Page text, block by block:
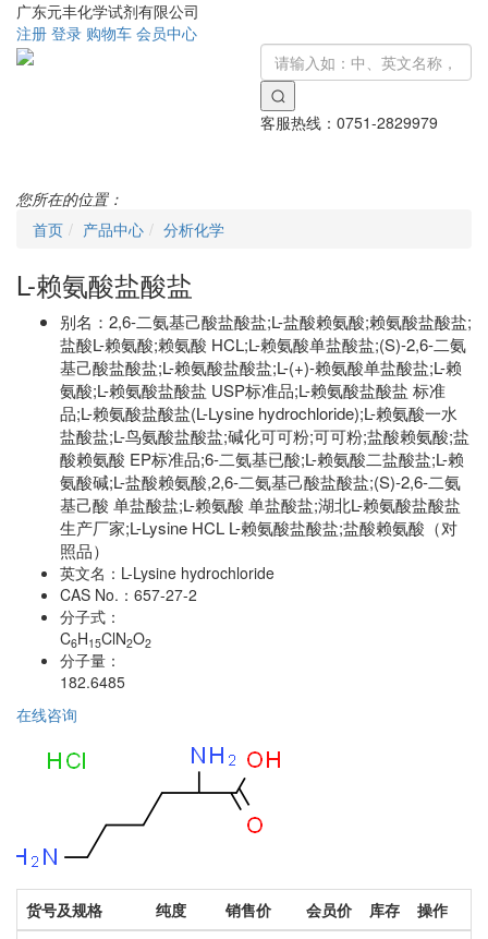
广东元丰化学试剂有限公司
注册 登录 购物车 会员中心
客服热线： 0751-2829979
您所在的位置：
首页
产品中心 分析化学
L-赖氨酸盐酸盐
别名： 2,6-二氨基己酸盐酸盐;L-盐酸赖氨酸;赖氨酸盐酸盐;
盐酸L-赖氨酸;赖氨酸 HCL;L-赖氨酸单盐酸盐;(S)-2,6-二氨
基己酸盐酸盐;L-赖氨酸盐酸盐;L-(+)-赖氨酸单盐酸盐;L-赖
氨酸;L-赖氨酸盐酸盐 USP标准品;L-赖氨酸盐酸盐 标准
品;L-赖氨酸盐酸盐(L-Lysine hydrochloride);L-赖氨酸一水
盐酸盐;L-鸟氨酸盐酸盐;碱化可可粉;可可粉;盐酸赖氨酸;盐
酸赖氨酸 EP标准品;6-二氨基已酸;L-赖氨酸二盐酸盐;L-赖
氨酸碱;L-盐酸赖氨酸,2,6-二氨基己酸盐酸盐;(S)-2,6-二氨
基己酸 单盐酸盐;L-赖氨酸 单盐酸盐;湖北L-赖氨酸盐酸盐
生产厂家;L-Lysine HCL L-赖氨酸盐酸盐;盐酸赖氨酸（对
照品）
英文名： L-Lysine hydrochloride
CAS No.： 657-27-2
分子式：
C6H15ClN2O2
分子量：
182.6485
在线咨询
货号及规格 纯度 销售价 会员价 库存
操作